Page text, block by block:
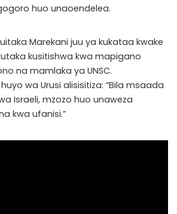
huo unaoendelea.
Marekani juu ya kukataa kwake
kusitishwa kwa mapigano
na mamlaka ya UNSC.
wa Urusi alisisitiza: “Bila msaada
Israeli, mzozo huo unaweza
kwa ufanisi.”